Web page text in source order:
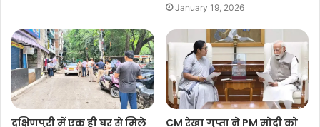
January 19, 2026
दक्षिणपुरी में एक ही घर से मिले CM रेखा गुप्ता ने PM मोदी को